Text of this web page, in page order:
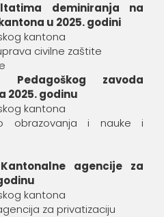
deminiranja na
u 2025. godini
kantona
civilne zaštite
zavoda
2025. godinu
kantona
obrazovanja i nauke i
agencije za
kantona
za privatizaciju